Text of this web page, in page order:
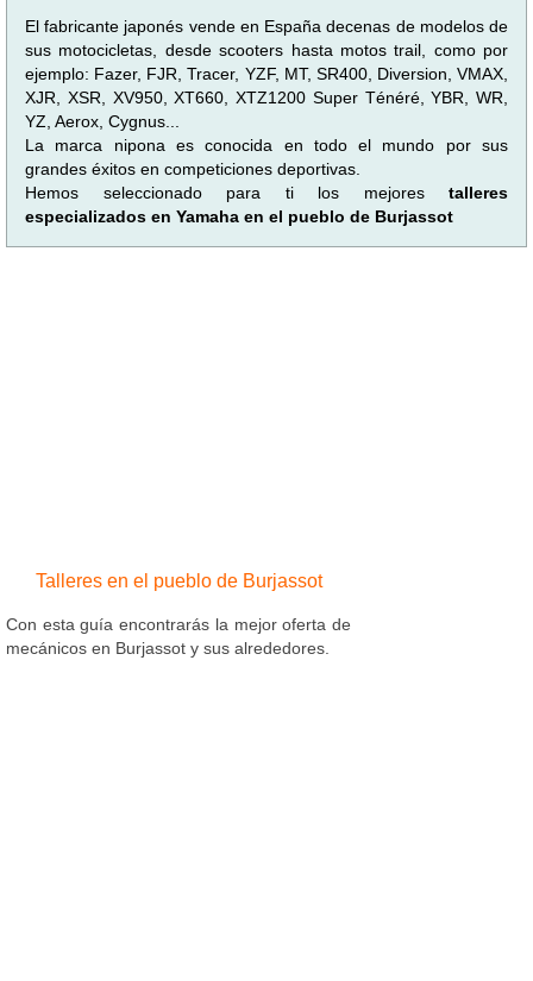
El fabricante japonés vende en España decenas de modelos de
sus motocicletas, desde scooters hasta motos trail, como por
ejemplo: Fazer, FJR, Tracer, YZF, MT, SR400, Diversion, VMAX,
XJR, XSR, XV950, XT660, XTZ1200 Super Ténéré, YBR, WR,
YZ, Aerox, Cygnus...
La marca nipona es conocida en todo el mundo por sus
grandes éxitos en competiciones deportivas.
Hemos seleccionado para ti los mejores talleres
especializados en Yamaha en el pueblo de Burjassot
Talleres en el pueblo de Burjassot
Con esta guía encontrarás la mejor oferta de
mecánicos en Burjassot y sus alrededores.